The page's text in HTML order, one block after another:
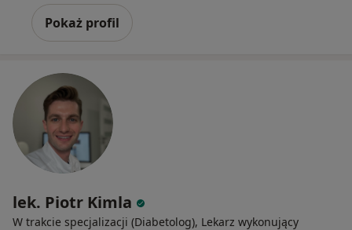
Pokaż profil
lek. Piotr Kimla
W trakcie specjalizacji (Diabetolog), Lekarz wykonujący